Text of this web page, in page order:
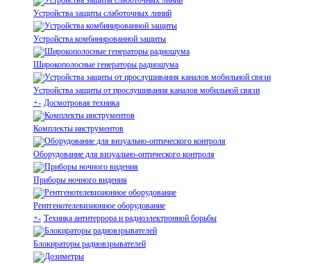
Устройства защиты слаботочных линий
Устройства комбинированной защиты
Широкополосные генераторы радиошума
Устройства защиты от прослушивания каналов мобильной связи
+- Досмотровая техника
Комплекты инструментов
Оборудование для визуально-оптического контроля
Приборы ночного видения
Рентгенотелевизионное оборудование
+- Техника антитеррора и радиоэлектронной борьбы
Блокираторы радиовзрывателей